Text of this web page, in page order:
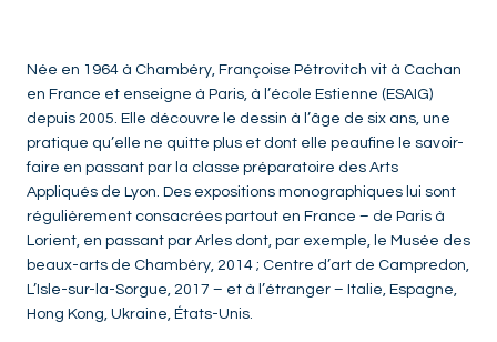
ART CONTEMPORAIN
Née en 1964 à Chambéry, Françoise Pétrovitch vit à Cachan
en France et enseigne à Paris, à l’école Estienne (ESAIG)
depuis 2005. Elle découvre le dessin à l’âge de six ans, une
pratique qu’elle ne quitte plus et dont elle peaufine le savoir-
faire en passant par la classe préparatoire des Arts
Appliqués de Lyon. Des expositions monographiques lui sont
régulièrement consacrées partout en France – de Paris à
Lorient, en passant par Arles dont, par exemple, le Musée des
beaux-arts de Chambéry, 2014 ; Centre d’art de Campredon,
L’Isle-sur-la-Sorgue, 2017 – et à l’étranger – Italie, Espagne,
Hong Kong, Ukraine, États-Unis.